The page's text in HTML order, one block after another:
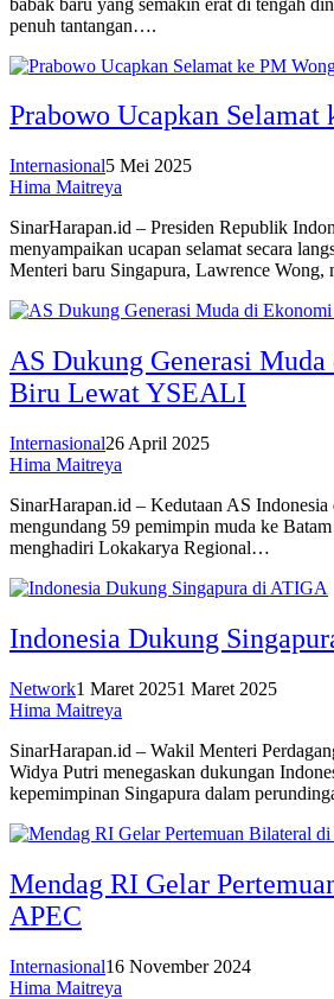
penuh tantangan….
Prabowo Ucapkan Selamat
Internasional5 Mei 2025
Hima Maitreya
SinarHarapan.id – Presiden Republik
menyampaikan ucapan selamat secara
Menteri baru Singapura, Lawrence
AS Dukung Generasi
Biru Lewat YSEALI
Internasional26 April 2025
Hima Maitreya
SinarHarapan.id – Kedutaan AS Indonesia
mengundang 59 pemimpin muda ke
menghadiri Lokakarya Regional…
Indonesia Dukung
Network1 Maret 20251 Maret 2025
Hima Maitreya
SinarHarapan.id – Wakil Menteri
Widya Putri menegaskan dukungan
kepemimpinan Singapura dalam
Mendag RI Gelar
APEC
Internasional16 November 2024
Hima Maitreya